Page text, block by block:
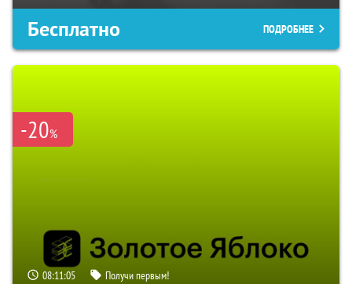
Бесплатно ПОДРОБНЕЕ
-20%
08:11:04 Получи первым!